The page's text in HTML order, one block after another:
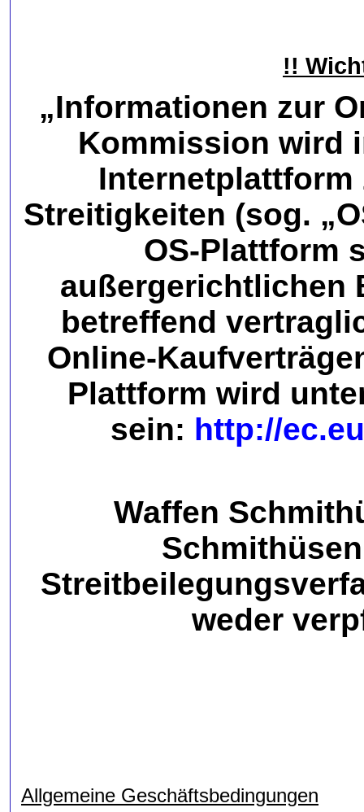
!!
„Informationen zur
Kommission wird
Internetplattform
Streitigkeiten (sog.
OS-Plattform
außergerichtlichen
betreffend
Online-
Plattform wird
sein: http://
Waffen
weder
Allgemeine Geschäftsbedingungen